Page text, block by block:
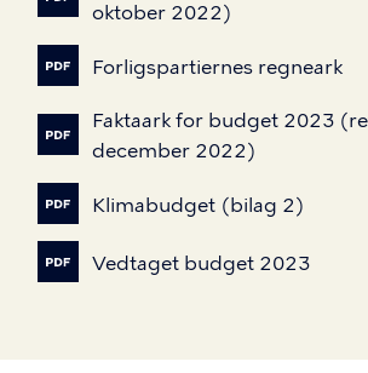
oktober 2022)
Forligspartiernes regneark
Faktaark for budget 2023
december 2022)
Klimabudget (bilag 2)
Vedtaget budget 2023